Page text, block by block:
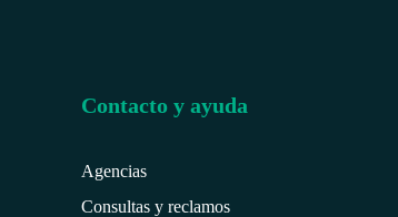
Contacto y ayuda
Agencias
Consultas y reclamos